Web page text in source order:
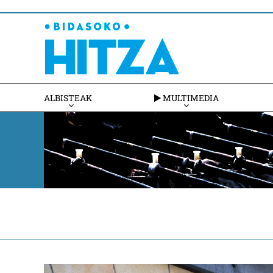
ALBISTEAK MULTIMEDIA